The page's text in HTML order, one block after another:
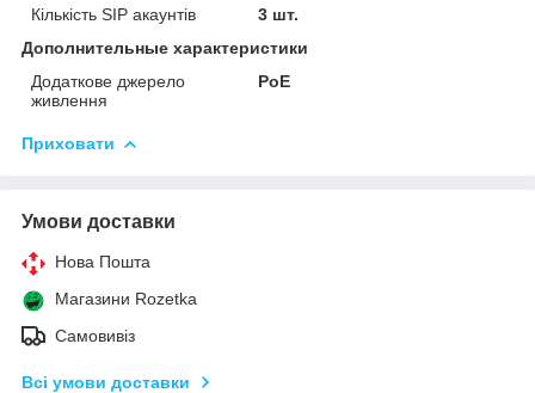
Кількість SIP акаунтів
3 шт.
Дополнительные характеристики
Додаткове джерело
живлення
PoE
Приховати
Умови доставки
Нова Пошта
Магазини Rozetka
Самовивіз
Всі умови доставки